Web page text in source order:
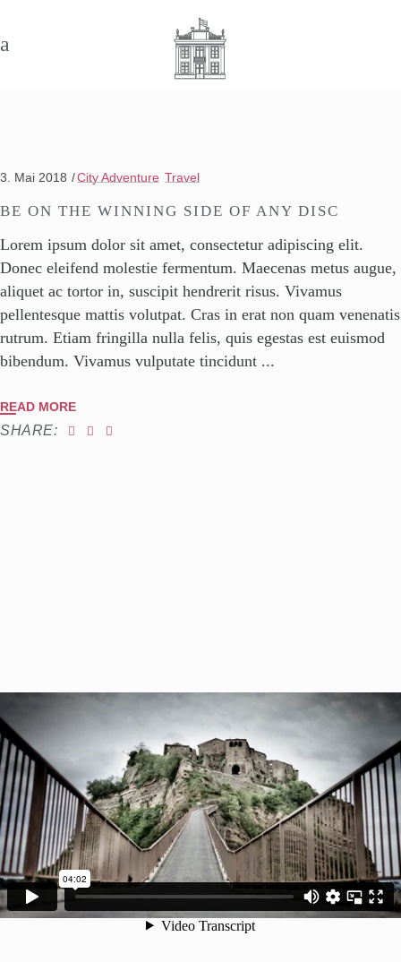
3. Mai 2018 City Adventure Travel
BE ON THE WINNING SIDE OF ANY DISC
Lorem ipsum dolor sit amet, consectetur adipiscing elit.
Donec eleifend molestie fermentum. Maecenas metus augue,
aliquet ac tortor in, suscipit hendrerit risus. Vivamus
pellentesque mattis volutpat. Cras in erat non quam venenatis
rutrum. Etiam fringilla nulla felis, quis egestas est euismod
bibendum. Vivamus vulputate tincidunt
READ MORE
SHARE: